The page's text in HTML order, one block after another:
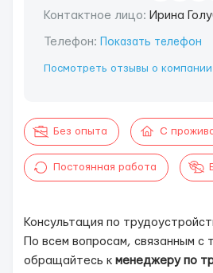
Контактное лицо: Ирина
Телефон: Показать телефон
Посмотреть отзывы о
Без опыта С
Постоянная работа
Консультация по
По всем вопросам, связанным с
обращайтесь к менеджеру по